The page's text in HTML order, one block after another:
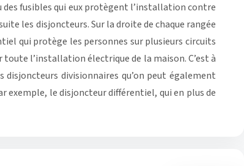
des fusibles qui eux protègent l’installation contre
les disjoncteurs. Sur la droite de chaque rangée
qui protège les personnes sur plusieurs circuits
l’installation électrique de la maison. C’est à
divisionnaires qu’on peut également
exemple, le disjoncteur différentiel, qui en plus de